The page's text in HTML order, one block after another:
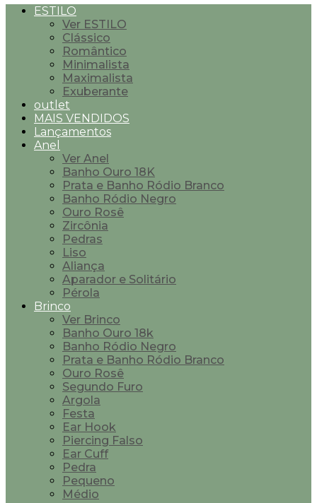
ESTILO
Ver ESTILO
Clássico
Romântico
Minimalista
Maximalista
Exuberante
outlet
MAIS VENDIDOS
Lançamentos
Anel
Ver Anel
Banho Ouro 18K
Prata e Banho Ródio Branco
Banho Ródio Negro
Ouro Rosê
Zircônia
Pedras
Liso
Aliança
Aparador e Solitário
Pérola
Brinco
Ver Brinco
Banho Ouro 18k
Banho Ródio Negro
Prata e Banho Ródio Branco
Ouro Rosê
Segundo Furo
Argola
Festa
Ear Hook
Piercing Falso
Ear Cuff
Pedra
Pequeno
Médio